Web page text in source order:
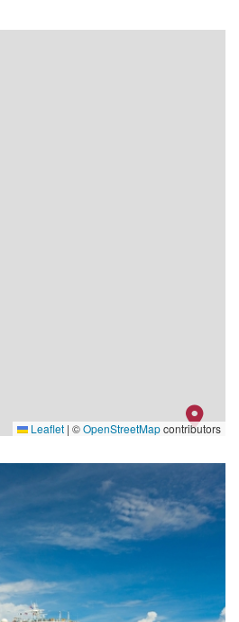
Leaflet | ©OpenStreetMapcontributors